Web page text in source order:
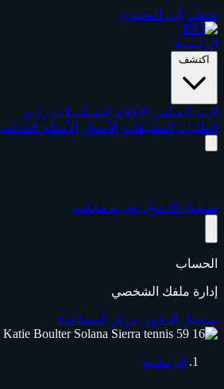
تخطي إلى المحتوى
الرئيسية
اكتشف
البث المباشر الأفلام المسلسلات راديو
الطلبات التطبيقات الأسعار الأسئلة الشائعة
تسجيل الدخول تجربة مجانية
الحساب
إدارة ملفك الشخصي
تسجيل الدخول مركز المساعدة
الرئيسية